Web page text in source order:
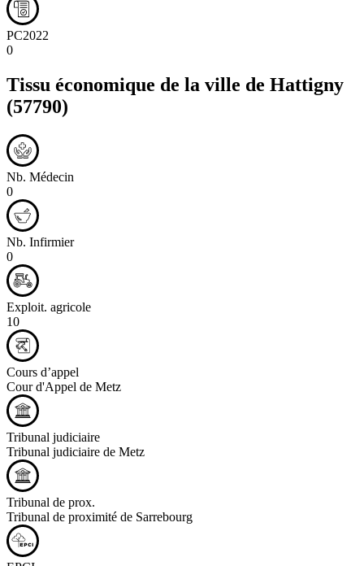
PC2022
0
Tissu économique de la ville de Hattigny
(57790)
Nb. Médecin
0
Nb. Infirmier
0
Exploit. agricole
10
Cours d’appel
Cour d'Appel de Metz
Tribunal judiciaire
Tribunal judiciaire de Metz
Tribunal de prox.
Tribunal de proximité de Sarrebourg